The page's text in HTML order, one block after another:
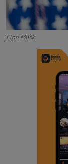
Elon Musk